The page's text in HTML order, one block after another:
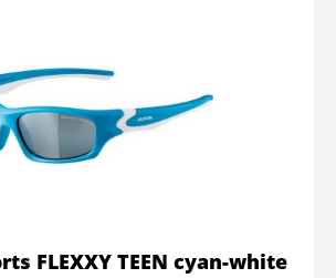
FLEXXY TEEN cyan-white